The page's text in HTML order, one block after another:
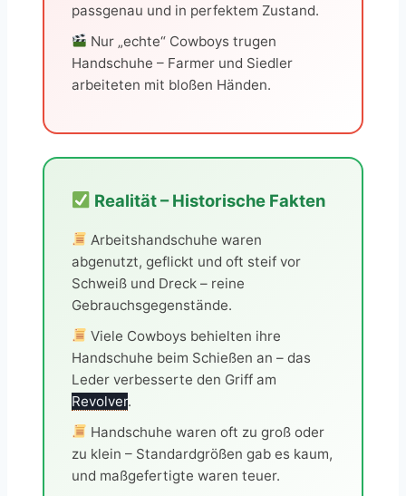
passgenau und in perfektem Zustand.
Nur „echte“ Cowboys trugen
Handschuhe – Farmer und Siedler
arbeiteten mit bloßen Händen.
Realität – Historische Fakten
Arbeitshandschuhe waren
abgenutzt, geflickt und oft steif vor
Schweiß und Dreck – reine
Gebrauchsgegenstände.
Viele Cowboys behielten ihre
Handschuhe beim Schießen an – das
Leder verbesserte den Griff am
Revolver.
Handschuhe waren oft zu groß oder
zu klein – Standardgrößen gab es kaum,
und maßgefertigte waren teuer.